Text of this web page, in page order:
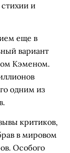
и
еще в
вариант
Кэменом.
одним из
критиков,
в мировом
Особого